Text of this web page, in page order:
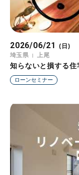
2026/06/21
(日)
埼玉県
上尾
知らないと損する住
ローンセミナー